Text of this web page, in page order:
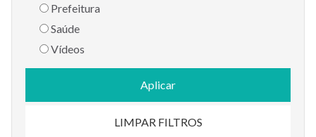
Prefeitura
Saúde
Vídeos
Aplicar
LIMPAR FILTROS